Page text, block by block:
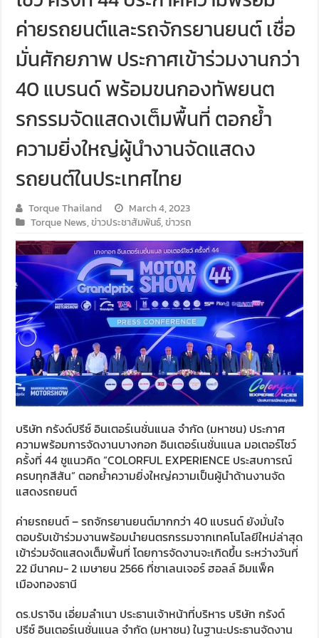
ค่ายรถยนต์และรถจักรยานยนต์ เชื่อ
มั่นศักยภาพ ประกาศเข้าร่วมงานกว่า
40 แบรนด์ พร้อมขนกองทัพยนต
รกรรมจัดแสดงเต็มพื้นที่ ตอกย้ำ
ความยิ่งใหญ่ผู้นำงานจัดแสดง
รถยนต์ในประเทศไทย
Torque Thailand
March 4, 2023
Torque News,ข่าวประชาสัมพันธ์,ข่าวรถ
บริษัท กรังด์ปรีซ์ อินเตอร์เนชั่นแนล จำกัด (มหาชน) ประกาศ
ความพร้อมการจัดงานบางกอก อินเตอร์เนชั่นแนล มอเตอร์โชว์
ครั้งที่ 44 ชูแนวคิด “COLORFUL EXPERIENCE ประสบการณ์
ครบทุกสีสัน” ตอกย้ำความยิ่งใหญ่ความเป็นผู้นำด้านงานจัด
แสดงรถยนต์
ค่ายรถยนต์ – รถจักรยานยนต์มากกว่า 40 แบรนด์ ยังมั่นใจ
ตอบรับเข้าร่วมงานพร้อมนำยนตรกรรมจากเทคโนโลยีใหม่ล่าสุด
เข้าร่วมจัดแสดงเต็มพื้นที่ โดยการจัดงานจะเกิดขึ้น ระหว่างวันที่
22 มีนาคม- 2 เมษายน 2566 ที่ชาเลนเจอร์ ฮอลล์ อิมแพ็ค
เมืองทองธานี
ดร.ปราจิน เอี่ยมลำเนา ประธานเจ้าหน้าที่บริหาร บริษัท กรังด์
ปรีซ์ อินเตอร์เนชั่นแนล จำกัด (มหาชน) ในฐานะประธานจัดงาน